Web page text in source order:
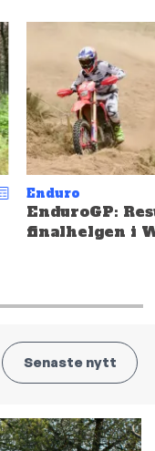
Enduro
EnduroGP:
finalhelgen i
Senaste nytt